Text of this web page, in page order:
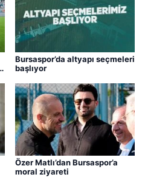
Bursaspor’da altyapı seçmeleri
başlıyor
Özer Matlı’dan Bursaspor’a
moral ziyareti